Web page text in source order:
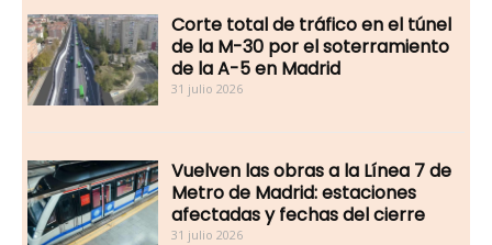
Corte total de tráfico en el túnel
de la M-30 por el soterramiento
de la A-5 en Madrid
31 julio 2026
Vuelven las obras a la Línea 7 de
Metro de Madrid: estaciones
afectadas y fechas del cierre
31 julio 2026